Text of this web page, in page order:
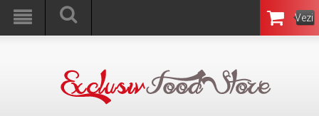
Vezi
Coşul